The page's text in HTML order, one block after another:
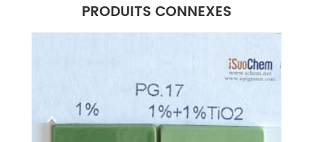
PRODUITS CONNEXES